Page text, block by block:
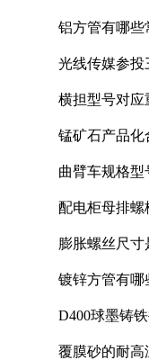
铝方管有哪些
光线传媒参投
横担型号对应
锰矿石产品化
曲臂车规格型
配电柜母排螺
膨胀螺丝尺寸
镀锌方管有哪
D400球墨铸
覆膜砂的耐高